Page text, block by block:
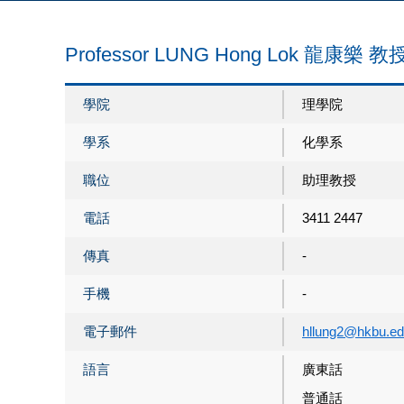
Professor LUNG Hong Lok 龍康樂 教
學院 理學院
學系 化學系
職位 助理教授
電話 3411 2447
傳真 -
手機 -
電子郵件
語言
廣東話
普通話